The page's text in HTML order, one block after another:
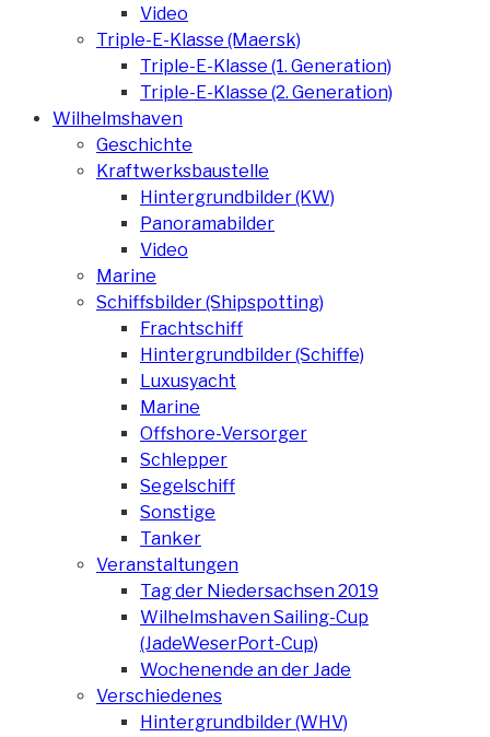
Video
Triple-E-Klasse (Maersk)
Triple-E-Klasse (1. Generation)
Triple-E-Klasse (2. Generation)
Wilhelmshaven
Geschichte
Kraftwerksbaustelle
Hintergrundbilder (KW)
Panoramabilder
Video
Marine
Schiffsbilder (Shipspotting)
Frachtschiff
Hintergrundbilder (Schiffe)
Luxusyacht
Marine
Offshore-Versorger
Schlepper
Segelschiff
Sonstige
Tanker
Veranstaltungen
Tag der Niedersachsen 2019
Wilhelmshaven Sailing-Cup
(JadeWeserPort-Cup)
Wochenende an der Jade
Verschiedenes
Hintergrundbilder (WHV)